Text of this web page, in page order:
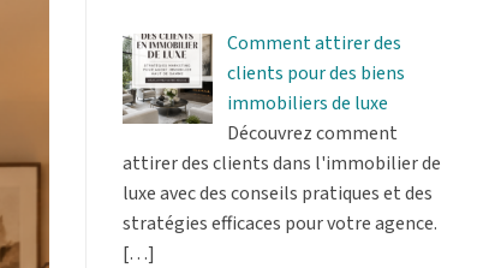
Comment attirer des
clients pour des biens
immobiliers de luxe
Découvrez comment
attirer des clients dans l'immobilier de
luxe avec des conseils pratiques et des
stratégies efficaces pour votre agence.
[…]